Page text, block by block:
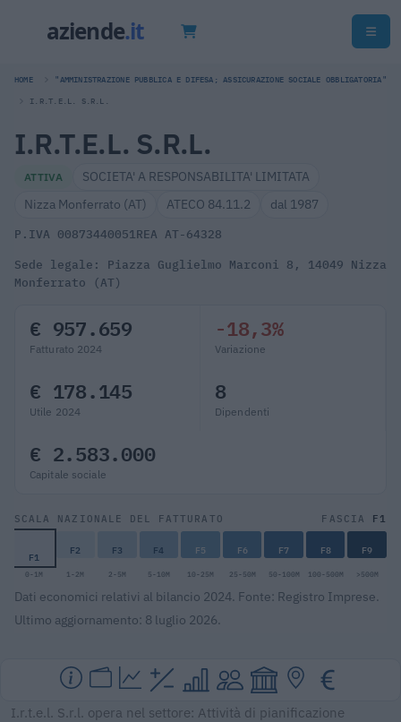
HOME "AMMINISTRAZIONE PUBBLICA E DIFESA; ASSICURAZIONE SOCIALE OBBLIGATORIA"
I.R.T.E.L. S.R.L.
I.R.T.E.L. S.R.L.
ATTIVA
SOCIETA' A RESPONSABILITA' LIMITATA
Nizza Monferrato (AT)
ATECO 84.11.2 dal 1987
P.IVA 00873440051REA AT-64328
Sede legale: Piazza Guglielmo Marconi 8, 14049 Nizza
Monferrato (AT)
€ 957.659
Fatturato 2024
-18,3%
Variazione
€ 178.145
Utile 2024
8
Dipendenti
€ 2.583.000
Capitale sociale
SCALA NAZIONALE DEL FATTURATO FASCIA F1
F1 F2 F3 F4 F5 F6 F7 F8 F9
0-1M 1-2M 2-5M 5-10M 10-25M 25-50M 50-100M 100-500M >500M
Dati economici relativi al bilancio 2024. Fonte: Registro Imprese.
Ultimo aggiornamento: 8 luglio 2026.
I.r.t.e.l. S.r.l. opera nel settore: Attività di pianificazione